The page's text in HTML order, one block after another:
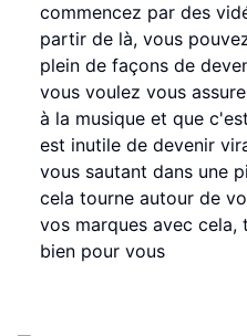
commencez par des
partir de là, vous
plein de façons de
vous voulez vous
à la musique et que
est inutile de devenir
vous sautant dans une
cela tourne autour de
vos marques avec
bien pour vous